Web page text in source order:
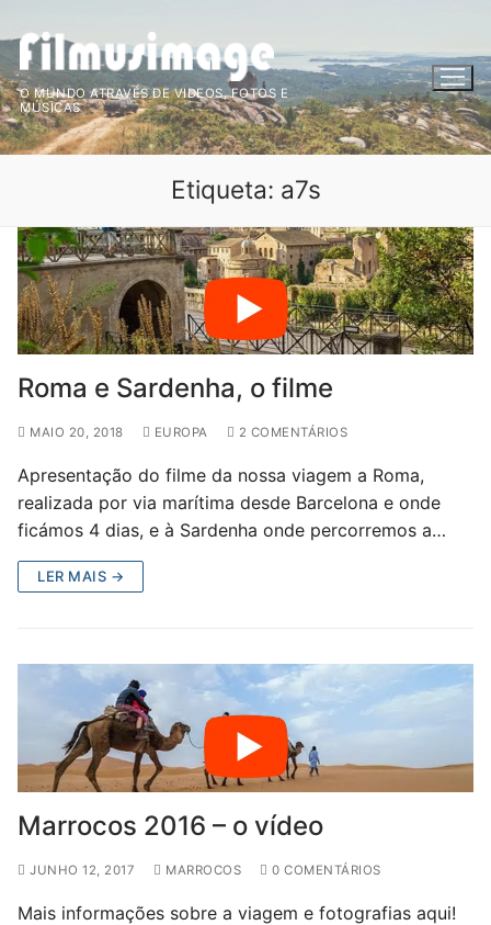
para
conteúdo
O MUNDO ATRAVÉS DE VIDEOS, FOTOS E
MÚSICAS
Etiqueta: a7s
Roma e Sardenha, o filme
MAIO 20, 2018 EUROPA 2 COMENTÁRIOS
Apresentação do filme da nossa viagem a Roma,
realizada por via marítima desde Barcelona e onde
ficámos 4 dias, e à Sardenha onde percorremos a…
LER MAIS →
Marrocos 2016 – o vídeo
JUNHO 12, 2017 MARROCOS 0 COMENTÁRIOS
Mais informações sobre a viagem e fotografias aqui!